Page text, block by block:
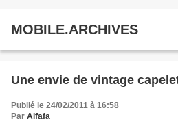
MOBILE.ARCHIVES
Une envie de vintage
Publié le 24/02/2011 à 16:58
Par Alfafa